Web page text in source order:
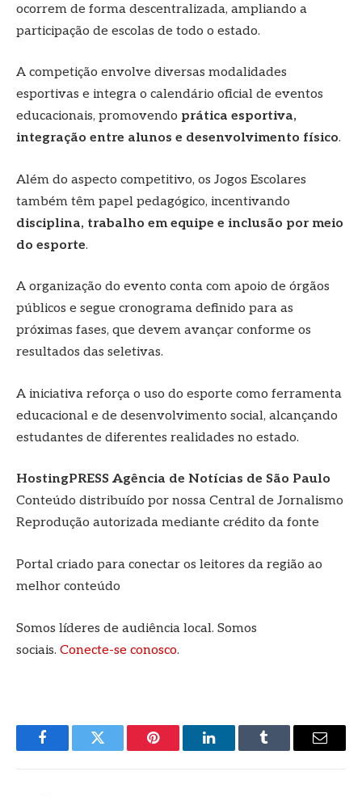
ocorrem de forma descentralizada, ampliando a
participação de escolas de todo o estado.
A competição envolve diversas modalidades
esportivas e integra o calendário oficial de eventos
educacionais, promovendo prática esportiva,
integração entre alunos e desenvolvimento físico.
Além do aspecto competitivo, os Jogos Escolares
também têm papel pedagógico, incentivando
disciplina, trabalho em equipe e inclusão por meio
do esporte.
A organização do evento conta com apoio de órgãos
públicos e segue cronograma definido para as
próximas fases, que devem avançar conforme os
resultados das seletivas.
A iniciativa reforça o uso do esporte como ferramenta
educacional e de desenvolvimento social, alcançando
estudantes de diferentes realidades no estado.
HostingPRESS Agência de Notícias de São Paulo
Conteúdo distribuído por nossa Central de Jornalismo
Reprodução autorizada mediante crédito da fonte
Portal criado para conectar os leitores da região ao
melhor conteúdo
Somos líderes de audiência local. Somos
sociais. Conecte-se conosco.
FacebookTwitter Pinterest LinkedInTumblr
E-